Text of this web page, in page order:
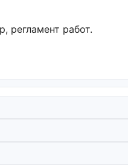
регламент работ.